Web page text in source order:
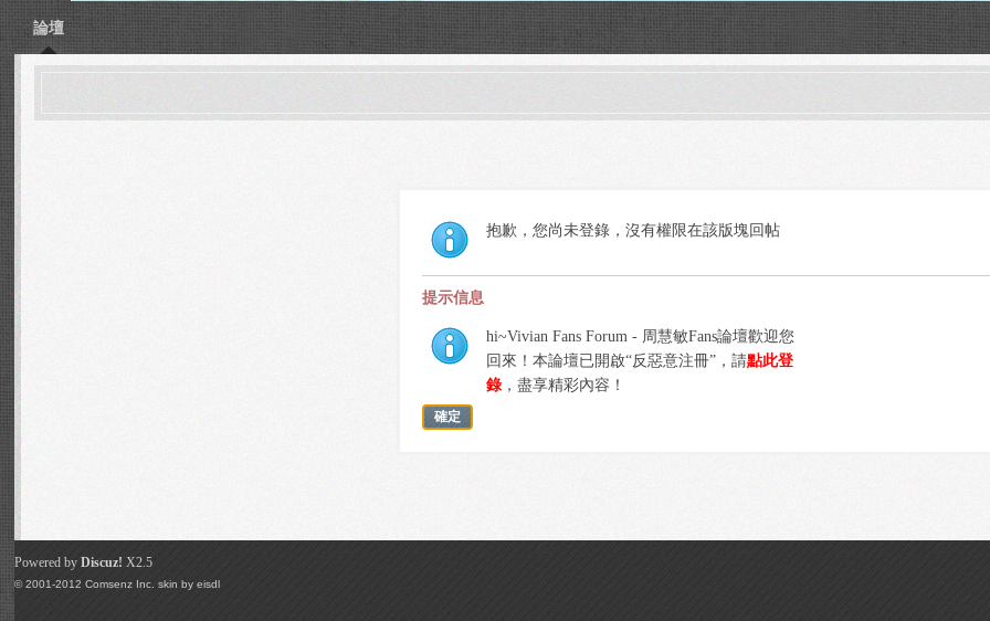
論壇
抱歉，您尚未登錄，沒有權限在該版塊回帖
提示信息
hi~Vivian Fans Forum - 周慧敏Fans論壇歡迎您
回來！本論壇已開啟“反惡意注冊”，請點此登
錄，盡享精彩內容！
確定
Powered byDiscuz! X2.5
© 2001-2012Comsenz Inc. skin byeisdl